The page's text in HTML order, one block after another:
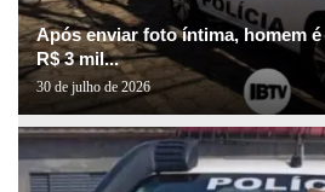
Após enviar foto íntima, homem
R$ 3 mil...
30 de julho de 2026